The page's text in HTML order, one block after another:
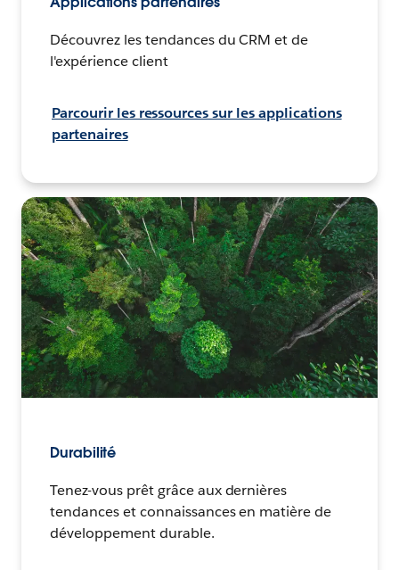
Découvrez les tendances du CRM et de
l'expérience client
Parcourir les ressources sur les applications
partenaires
Durabilité
Tenez-vous prêt grâce aux dernières
tendances et connaissances en matière de
développement durable.